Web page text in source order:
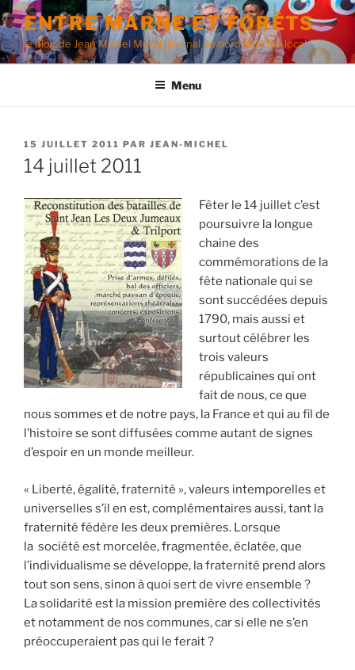
Aller
au
contenu
principal
ENTRE MARNE ET FORÊTS
le blog de Jean Michel Morer, journal de bord d'un élu local
Menu
PUBLIÉ
LE
15 JUILLET 2011 PAR JEAN-MICHEL
14 juillet 2011
Fêter le 14 juillet c’est
poursuivre la longue
chaine des
commémorations de la
fête nationale qui se
sont succédées depuis
1790, mais aussi et
surtout célébrer les
trois valeurs
républicaines qui ont
fait de nous, ce que
nous sommes et de notre pays, la France et qui au fil de
l’histoire se sont diffusées comme autant de signes
d’espoir en un monde meilleur.
« Liberté, égalité, fraternité », valeurs intemporelles et
universelles s’il en est, complémentaires aussi, tant la
fraternité fédère les deux premières. Lorsque
la société est morcelée, fragmentée, éclatée, que
l’individualisme se développe, la fraternité prend alors
tout son sens, sinon à quoi sert de vivre ensemble ?
La solidarité est la mission première des collectivités
et notamment de nos communes, car si elle ne s’en
préoccuperaient pas qui le ferait ?